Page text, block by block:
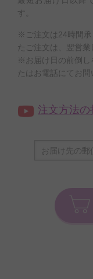
す。
※ご注文は24時間承
たご注文は、翌営業
※お届け日の前倒し
たはお電話にてお問
注文方法